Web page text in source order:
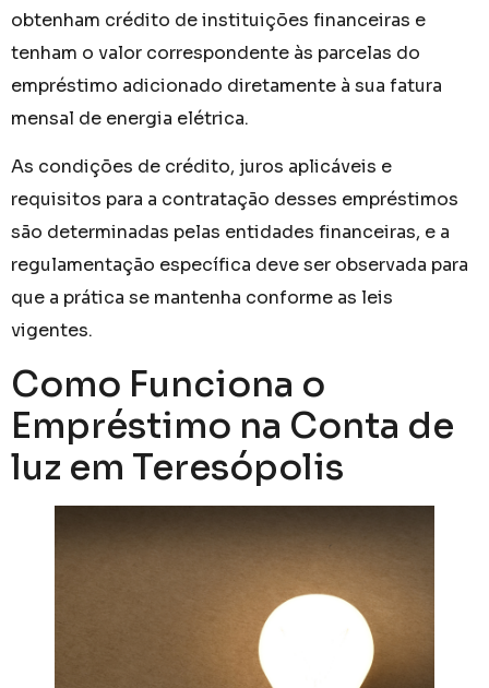
obtenham crédito de instituições financeiras e
tenham o valor correspondente às parcelas do
empréstimo adicionado diretamente à sua fatura
mensal de energia elétrica.
As condições de crédito, juros aplicáveis e
requisitos para a contratação desses empréstimos
são determinadas pelas entidades financeiras, e a
regulamentação específica deve ser observada para
que a prática se mantenha conforme as leis
vigentes.
Como Funciona o
Empréstimo na Conta de
luz em Teresópolis